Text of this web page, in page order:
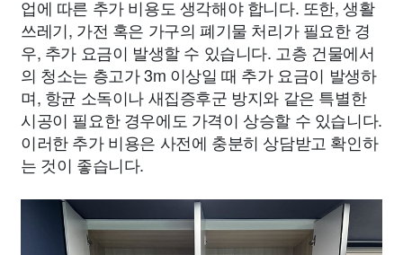
업에 따른 추가 비용도 생각해야 합니다. 또한, 생활
쓰레기, 가전 혹은 가구의 폐기물 처리가 필요한 경
우, 추가 요금이 발생할 수 있습니다. 고층 건물에서
의 청소는 층고가 3m 이상일 때 추가 요금이 발생하
며, 항균 소독이나 새집증후군 방지와 같은 특별한
시공이 필요한 경우에도 가격이 상승할 수 있습니다.
이러한 추가 비용은 사전에 충분히 상담받고 확인하
는 것이 좋습니다.